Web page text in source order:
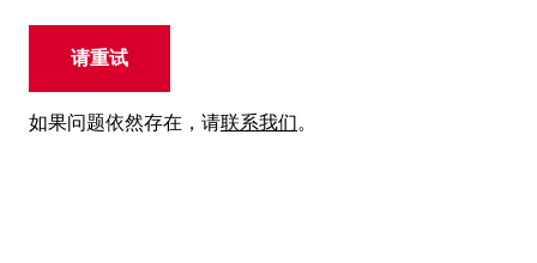
请重试
如果问题依然存在，请联系我们。